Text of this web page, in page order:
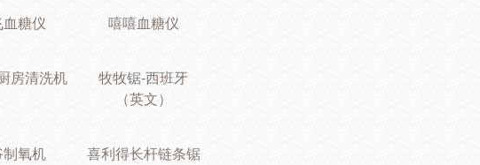
血糖仪 嘻嘻血糖仪
房清洗机
牧牧锯-西班牙
（英文）
制氧机 喜利得长杆链条锯